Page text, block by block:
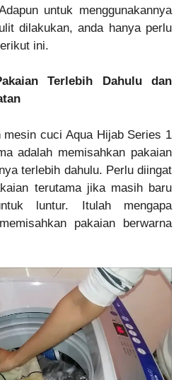
untuk menggunakannya
dilakukan, anda hanya perlu
ini.
Terlebih Dahulu dan
mesin cuci Aqua Hijab Series 1
adalah memisahkan pakaian
terlebih dahulu. Perlu diingat
terutama jika masih baru
luntur. Itulah mengapa
pakaian berwarna